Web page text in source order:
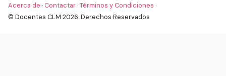
Acerca de · Contactar ·Términos y Condiciones ·
© Docentes CLM 2026. Derechos Reservados